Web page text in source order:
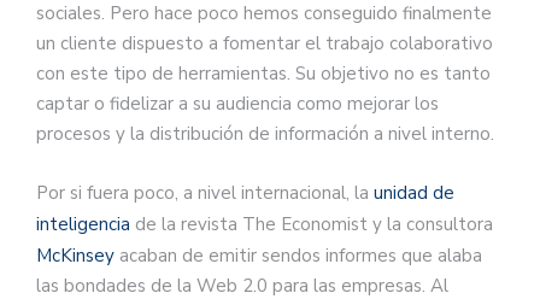
sociales. Pero hace poco hemos conseguido finalmente
un cliente dispuesto a fomentar el trabajo colaborativo
con este tipo de herramientas. Su objetivo no es tanto
captar o fidelizar a su audiencia como mejorar los
procesos y la distribución de información a nivel interno.
Por si fuera poco, a nivel internacional, la unidad de
inteligencia de la revista The Economist y la consultora
McKinsey acaban de emitir sendos informes que alaba
las bondades de la Web 2.0 para las empresas. Al